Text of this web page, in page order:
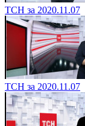
ТСН за 2020.11.07
ТСН за 2020.11.07